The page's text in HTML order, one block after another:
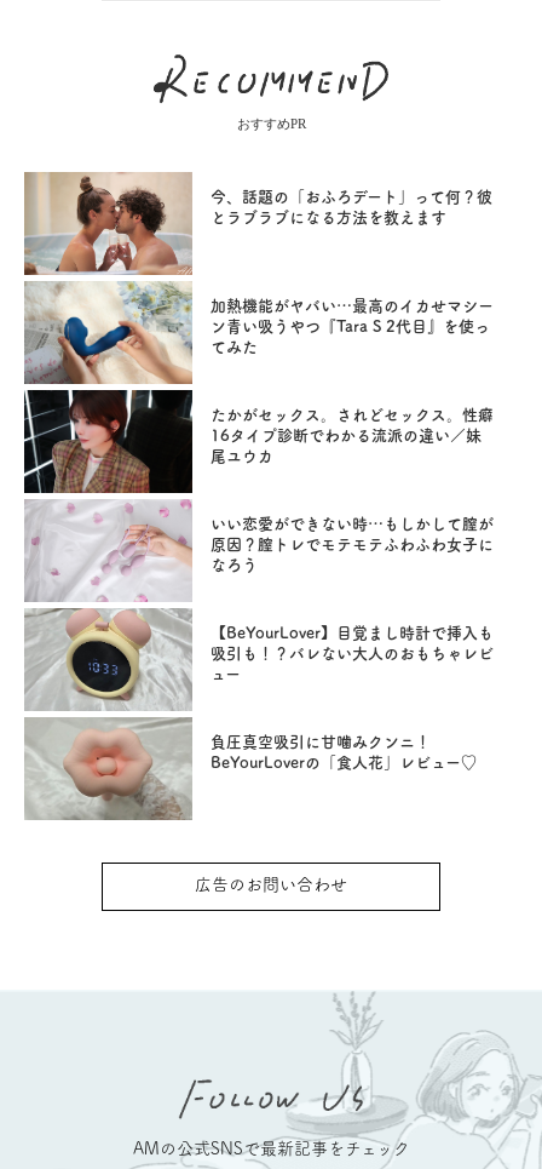
おすすめPR
今、話題の「おふろデート」って何？彼
とラブラブになる方法を教えます
加熱機能がヤバい…最高のイカせマシー
ン青い吸うやつ『Tara S 2代目』を使っ
てみた
たかがセックス。されどセックス。性癖
16タイプ診断でわかる流派の違い／妹
尾ユウカ
いい恋愛ができない時…もしかして膣が
原因？膣トレでモテモテふわふわ女子に
なろう
【BeYourLover】目覚まし時計で挿入も
吸引も！？バレない大人のおもちゃレビ
ュー
負圧真空吸引に甘噛みクンニ！
BeYourLoverの「食人花」レビュー♡
広告のお問い合わせ
AMの公式SNSで最新記事をチェック